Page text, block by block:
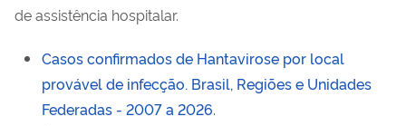
de assistência hospitalar.
Casos confirmados de Hantavirose por local
provável de infecção. Brasil, Regiões e Unidades
Federadas - 2007 a 2026.